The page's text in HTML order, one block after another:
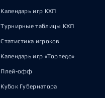
Календарь игр КХЛ
Турнирные таблицы КХЛ
Статистика игроков
Календарь игр «Торпедо»
Плей-офф
Кубок Губернатора